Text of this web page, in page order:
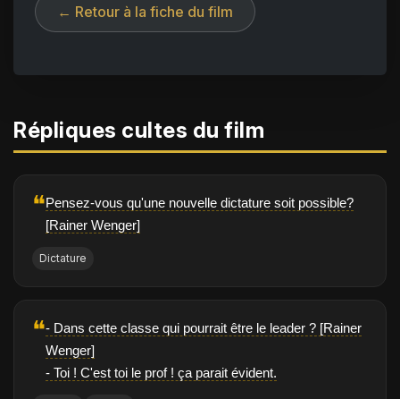
← Retour à la fiche du film
Répliques cultes du film
❝Pensez-vous qu'une nouvelle dictature soit possible?
[Rainer Wenger]
Dictature
❝- Dans cette classe qui pourrait être le leader ? [Rainer
Wenger]
- Toi ! C'est toi le prof ! ça parait évident.